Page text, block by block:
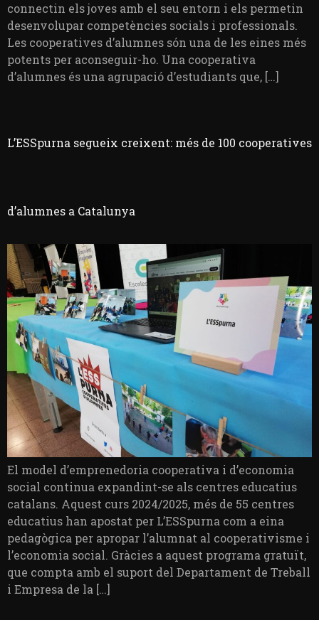
connectin els joves amb el seu entorn i els permetin
desenvolupar competències socials i professionals.
Les cooperatives d’alumnes són una de les eines més
potents per aconseguir-ho. Una cooperativa
d’alumnes és una agrupació d’estudiants que, […]
L’ESSpurna segueix creixent: més de 100 cooperatives
d’alumnes a Catalunya
El model d’emprenedoria cooperativa i d’economia
social continua expandint-se als centres educatius
catalans. Aquest curs 2024/2025, més de 55 centres
educatius han apostat per L’ESSpurna com a eina
pedagògica per apropar l’alumnat al cooperativisme i
l’economia social. Gràcies a aquest programa gratuït,
que compta amb el suport del Departament de Treball
i Empresa de la […]